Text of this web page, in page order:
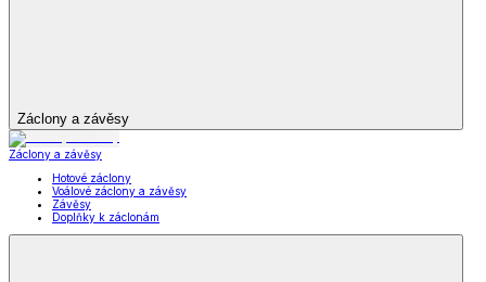
Záclony a závěsy
Záclony a závěsy
Hotové záclony
Voálové záclony a závěsy
Závěsy
Doplňky k záclonám